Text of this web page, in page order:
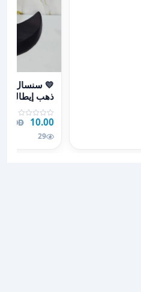
عرض تفاصيل
💛 سنسال
ذهب إيطالي
جاهزة تضيف
10.00 JOD
JOD
29